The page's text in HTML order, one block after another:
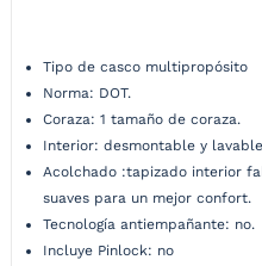
Tipo de casco multipropósito
Norma: DOT.
Coraza: 1 tamaño de coraza.
Interior: desmontable y
Acolchado :tapizado interior
suaves para un mejor confort.
Tecnología antiempañante: no.
Incluye Pinlock: no